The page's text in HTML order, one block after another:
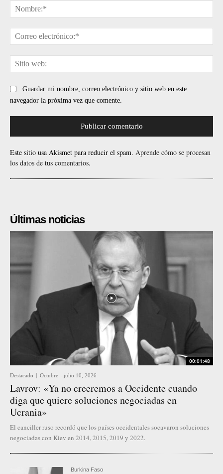
Guardar mi nombre, correo electrónico y sitio web en este
navegador la próxima vez que comente.
Este sitio usa Akismet para reducir el spam. Aprende cómo se procesan
los datos de tus comentarios.
Últimas noticias
00:01:48
Destacado Octubre - julio 10, 2026
Lavrov: «Ya no creeremos a Occidente cuando
diga que quiere soluciones negociadas en
Ucrania»
El canciller ruso recordó que los países occidentales socavaron soluciones
negociadas con Kiev en 2014, 2015, 2019 y 2022.
Burkina Faso